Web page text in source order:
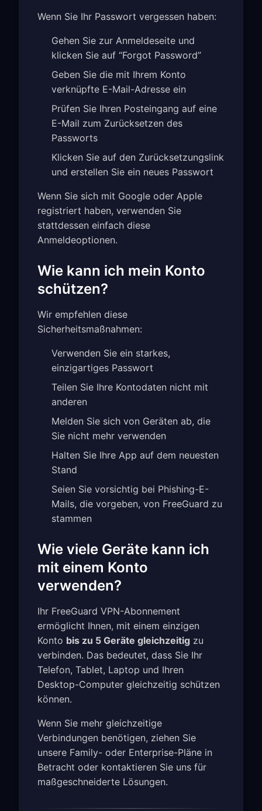
Wenn Sie Ihr Passwort vergessen haben:
Gehen Sie zur Anmeldeseite und
klicken Sie auf “Forgot Password”
Geben Sie die mit Ihrem Konto
verknüpfte E-Mail-Adresse ein
Prüfen Sie Ihren Posteingang auf eine
E-Mail zum Zurücksetzen des
Passworts
Klicken Sie auf den Zurücksetzungslink
und erstellen Sie ein neues Passwort
Wenn Sie sich mit Google oder Apple
registriert haben, verwenden Sie
stattdessen einfach diese
Anmeldeoptionen.
Wie kann ich mein Konto
schützen?
Wir empfehlen diese
Sicherheitsmaßnahmen:
Verwenden Sie ein starkes,
einzigartiges Passwort
Teilen Sie Ihre Kontodaten nicht mit
anderen
Melden Sie sich von Geräten ab, die
Sie nicht mehr verwenden
Halten Sie Ihre App auf dem neuesten
Stand
Seien Sie vorsichtig bei Phishing-E-
Mails, die vorgeben, von FreeGuard zu
stammen
Wie viele Geräte kann ich
mit einem Konto
verwenden?
Ihr FreeGuard VPN-Abonnement
ermöglicht Ihnen, mit einem einzigen
Konto bis zu 5 Geräte gleichzeitig zu
verbinden. Das bedeutet, dass Sie Ihr
Telefon, Tablet, Laptop und Ihren
Desktop-Computer gleichzeitig schützen
können.
Wenn Sie mehr gleichzeitige
Verbindungen benötigen, ziehen Sie
unsere Family- oder Enterprise-Pläne in
Betracht oder kontaktieren Sie uns für
maßgeschneiderte Lösungen.